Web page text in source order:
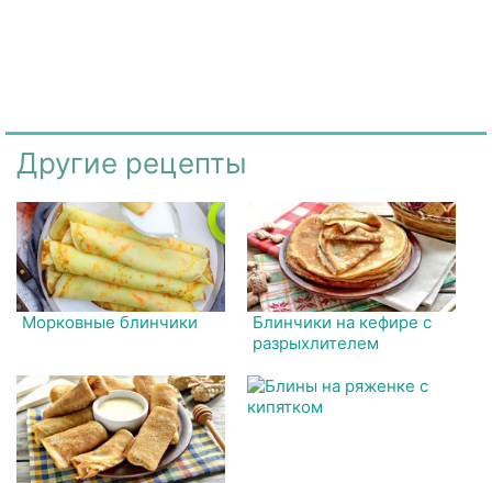
Другие рецепты
Морковные блинчики
Блинчики на кефире с
разрыхлителем